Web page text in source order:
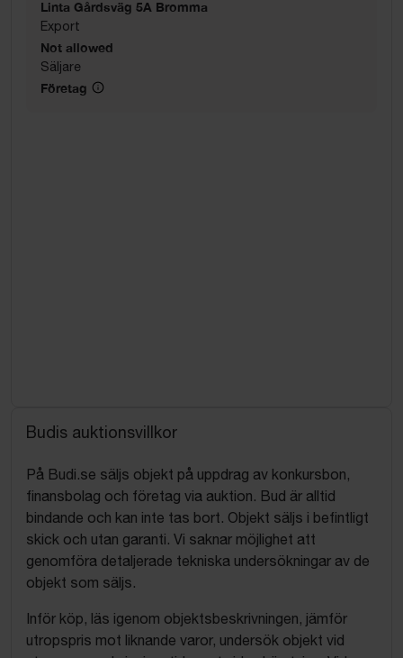
Linta Gårdsväg 5A Bromma
Export
Not allowed
Säljare
Företag
Budis auktionsvillkor
På Budi.se säljs objekt på uppdrag av konkursbon,
finansbolag och företag via auktion. Bud är alltid
bindande och kan inte tas bort. Objekt säljs i befintligt
skick och utan garanti. Vi saknar möjlighet att
genomföra detaljerade tekniska undersökningar av de
objekt som säljs.
Inför köp, läs igenom objektsbeskrivningen, jämför
utropspris mot liknande varor, undersök objekt vid